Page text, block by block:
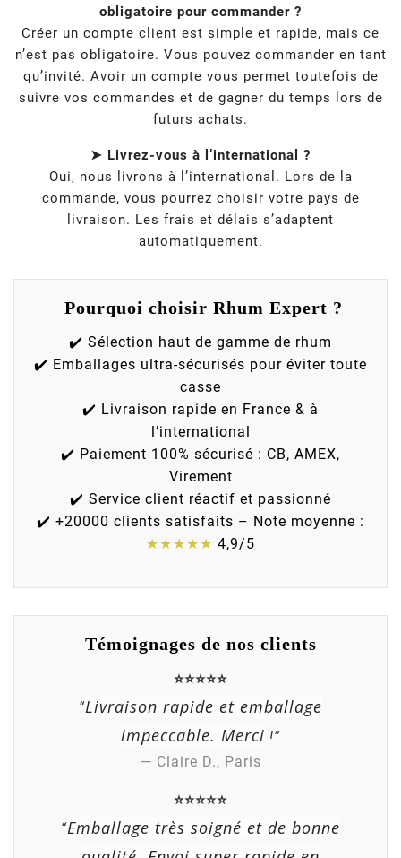
obligatoire pour commander ?
Créer un compte client est simple et rapide, mais ce
n’est pas obligatoire. Vous pouvez commander en tant
qu’invité. Avoir un compte vous permet toutefois de
suivre vos commandes et de gagner du temps lors de
futurs achats.
➤ Livrez-vous à l’international ?
Oui, nous livrons à l’international. Lors de la
commande, vous pourrez choisir votre pays de
livraison. Les frais et délais s’adaptent
automatiquement.
Pourquoi choisir Rhum Expert ?
✔️ Sélection haut de gamme de rhum
✔️ Emballages ultra-sécurisés pour éviter toute
casse
✔️ Livraison rapide en France & à
l’international
✔️ Paiement 100% sécurisé : CB, AMEX,
Virement
✔️ Service client réactif et passionné
✔️ +20000 clients satisfaits – Note moyenne :
★★★★★ 4,9/5
Témoignages de nos clients
⭐⭐⭐⭐⭐
“Livraison rapide et emballage
impeccable. Merci !”
— Claire D., Paris
⭐⭐⭐⭐⭐
“Emballage très soigné et de bonne